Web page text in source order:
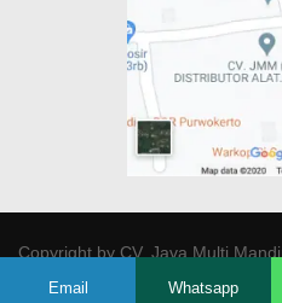
Copyright byCV. Java Multi
Email Whatsapp